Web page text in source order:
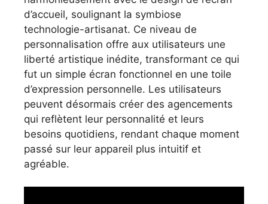
d’accueil, soulignant la symbiose
technologie-artisanat. Ce niveau de
personnalisation offre aux utilisateurs une
liberté artistique inédite, transformant ce qui
fut un simple écran fonctionnel en une toile
d’expression personnelle. Les utilisateurs
peuvent désormais créer des agencements
qui reflètent leur personnalité et leurs
besoins quotidiens, rendant chaque moment
passé sur leur appareil plus intuitif et
agréable.